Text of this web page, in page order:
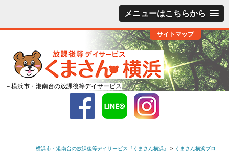
メニューはこちらから
サイトマップ
－横浜市・港南台の放課後等デイサービス
横浜市・港南台の放課後等デイサービス『くまさん横浜』 > くまさん横浜ブロ